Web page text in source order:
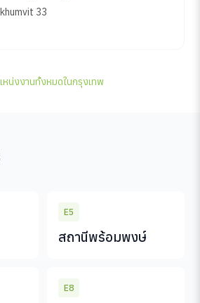
33
หน่งงานทั้งหมดในกรุงเทพ
E5
สถานีพร้อมพงษ์
E8